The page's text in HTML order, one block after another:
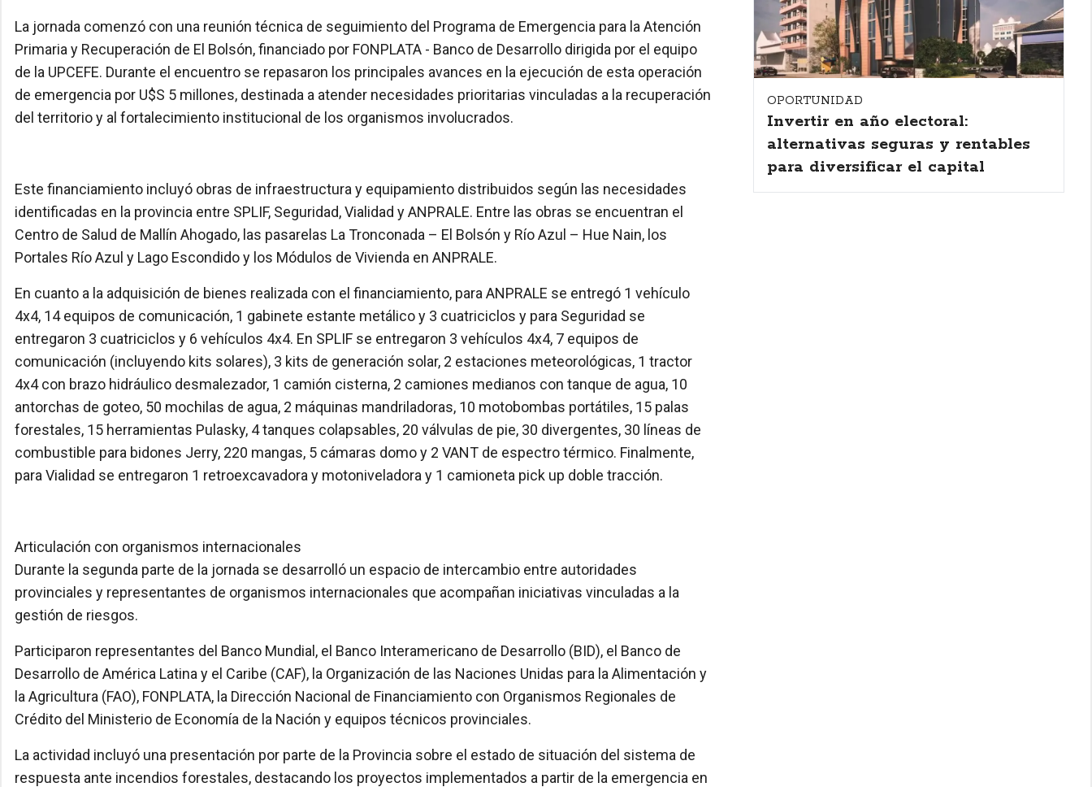
La jornada comenzó con una reunión técnica de seguimiento del Programa de Emergencia para la Atención
Primaria y Recuperación de El Bolsón, financiado por FONPLATA - Banco de Desarrollo dirigida por el equipo
de la UPCEFE. Durante el encuentro se repasaron los principales avances en la ejecución de esta operación
de emergencia por U$S 5 millones, destinada a atender necesidades prioritarias vinculadas a la recuperación
del territorio y al fortalecimiento institucional de los organismos involucrados.
Este financiamiento incluyó obras de infraestructura y equipamiento distribuidos según las necesidades
identificadas en la provincia entre SPLIF, Seguridad, Vialidad y ANPRALE. Entre las obras se encuentran el
Centro de Salud de Mallín Ahogado, las pasarelas La Tronconada – El Bolsón y Río Azul – Hue Nain, los
Portales Río Azul y Lago Escondido y los Módulos de Vivienda en ANPRALE.
En cuanto a la adquisición de bienes realizada con el financiamiento, para ANPRALE se entregó 1 vehículo
4x4, 14 equipos de comunicación, 1 gabinete estante metálico y 3 cuatriciclos y para Seguridad se
entregaron 3 cuatriciclos y 6 vehículos 4x4. En SPLIF se entregaron 3 vehículos 4x4, 7 equipos de
comunicación (incluyendo kits solares), 3 kits de generación solar, 2 estaciones meteorológicas, 1 tractor
4x4 con brazo hidráulico desmalezador, 1 camión cisterna, 2 camiones medianos con tanque de agua, 10
antorchas de goteo, 50 mochilas de agua, 2 máquinas mandriladoras, 10 motobombas portátiles, 15 palas
forestales, 15 herramientas Pulasky, 4 tanques colapsables, 20 válvulas de pie, 30 divergentes, 30 líneas de
combustible para bidones Jerry, 220 mangas, 5 cámaras domo y 2 VANT de espectro térmico. Finalmente,
para Vialidad se entregaron 1 retroexcavadora y motoniveladora y 1 camioneta pick up doble tracción.
Articulación con organismos internacionales
Durante la segunda parte de la jornada se desarrolló un espacio de intercambio entre autoridades
provinciales y representantes de organismos internacionales que acompañan iniciativas vinculadas a la
gestión de riesgos.
Participaron representantes del Banco Mundial, el Banco Interamericano de Desarrollo (BID), el Banco de
Desarrollo de América Latina y el Caribe (CAF), la Organización de las Naciones Unidas para la Alimentación y
la Agricultura (FAO), FONPLATA, la Dirección Nacional de Financiamiento con Organismos Regionales de
Crédito del Ministerio de Economía de la Nación y equipos técnicos provinciales.
La actividad incluyó una presentación por parte de la Provincia sobre el estado de situación del sistema de
respuesta ante incendios forestales, destacando los proyectos implementados a partir de la emergencia en
OPORTUNIDAD
Invertir en año electoral:
alternativas seguras y rentables
para diversificar el capital